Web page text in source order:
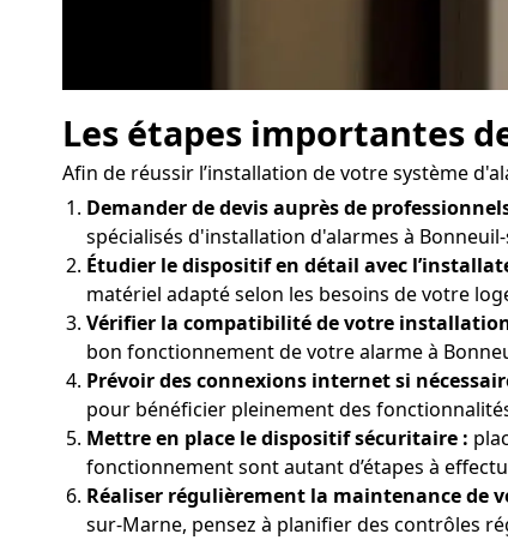
Les étapes importantes
Afin de réussir l’installation de votre système
Demander de devis auprès de
spécialisés d'installation d'alarmes à
Étudier le dispositif en détail avec
matériel adapté selon les besoins de votre
Vérifier la compatibilité de votre
bon fonctionnement de votre alarme à
Prévoir des connexions internet si
pour bénéficier pleinement des
Mettre en place le dispositif sécuritaire :
fonctionnement sont autant d’étapes à
Réaliser régulièrement la maintenance de
sur-Marne, pensez à planifier des contrôles